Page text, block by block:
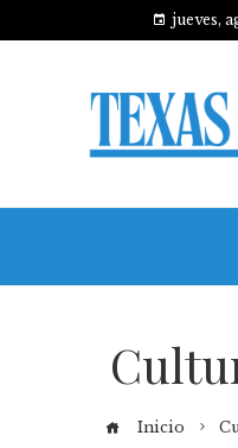
jueves,
Inicio